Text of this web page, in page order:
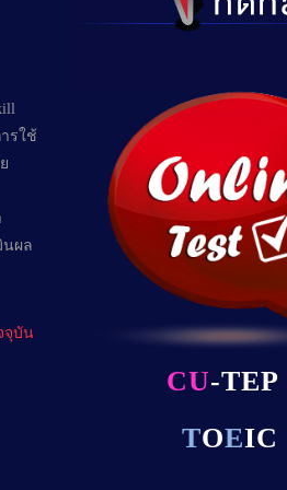
รใช้
นผล
จุบัน
CU-TEP
TOEIC